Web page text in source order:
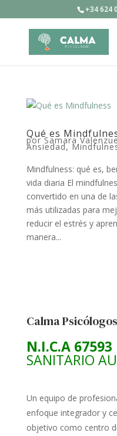
+34 624
Qué es
porSamara
Ansiedad,
Mindfulness: qué es,
vida diaria El
convertido en una de
más utilizadas para
reducir el estrés y
manera...
Calma Psicólogos
N.I.C.A 67593
SANITARIO
Un equipo de
enfoque integrador y
objetivo como centro